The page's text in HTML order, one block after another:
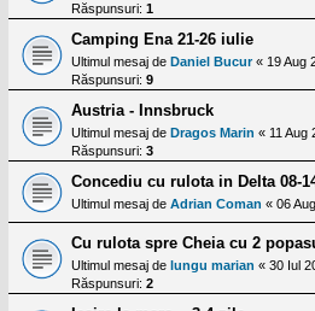
Răspunsuri: 1
Camping Ena 21-26 iulie
Ultimul mesaj de Daniel Bucur« 19 Aug
Răspunsuri: 9
Austria - Innsbruck
Ultimul mesaj de Dragos Marin « 11 Aug
Răspunsuri: 3
Concediu cu rulota in Delta 08-
Ultimul mesaj de Adrian Coman « 06
Cu rulota spre Cheia cu 2
Ultimul mesaj de lungu marian « 30 Iul
Răspunsuri: 2